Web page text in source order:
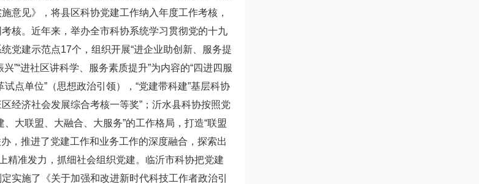
意见》，将县区科协党建工作纳入年度工作考核，
核。近年来，举办全市科协系统学习贯彻党的十九
党建示范点17个，组织开展“进企业助创新、服务提
”“进社区讲科学、服务素质提升”为内容的“四进四服
点单位”（思想政治引领），“党建带科建”基层科协
经济社会发展综合考核一等奖”；沂水县科协按照党
大联盟、大融合、大服务”的工作格局，打造“联盟
，推进了党建工作和业务工作的深度融合，探索出
精准发力，抓细社会组织党建。临沂市科协把党建
实施了《关于加强和改进新时代科技工作者政治引